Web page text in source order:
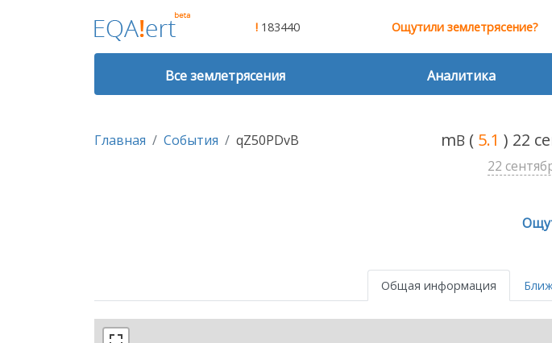
! 183440 Ощутили землетрясение?
Все землетрясения Аналитика
Главная События qZ50PDvB mB ( 5.1 ) 22
22
Общая информация